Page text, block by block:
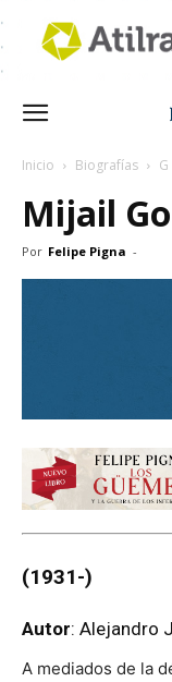
Inicio Biografías G
Mijail
Por Felipe Pigna -
(1931-)
Autor: Alejandro
A mediados de la